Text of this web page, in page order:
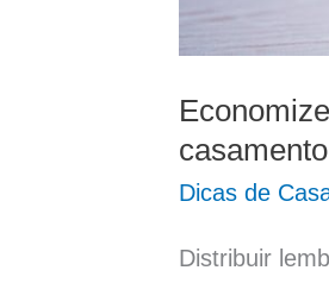
Dicas de
Distribuir